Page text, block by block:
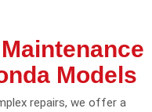
Models
repairs, we offer a